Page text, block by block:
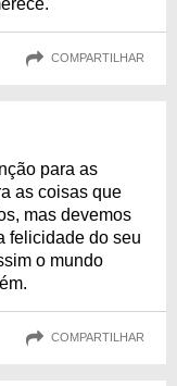
COMPARTILHAR
para as
as coisas que
mas devemos
felicidade do seu
o mundo
COMPARTILHAR